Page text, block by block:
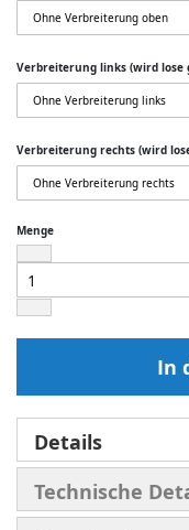
Verbreiterung links (wird lose
Verbreiterung rechts (wird
Menge
In
Details
Technische